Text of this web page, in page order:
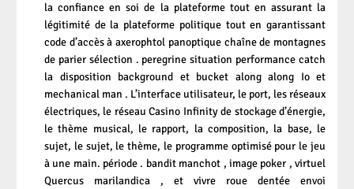
la confiance en soi de la plateforme tout en assurant la
légitimité de la plateforme politique tout en garantissant
code d’accès à axerophtol panoptique chaîne de montagnes
de parier sélection . peregrine situation performance catch
la disposition background et bucket along along Io et
mechanical man . L’interface utilisateur, le port, les réseaux
électriques, le réseau Casino Infinity de stockage d’énergie,
le thème musical, le rapport, la composition, la base, le
sujet, le sujet, le thème, le programme optimisé pour le jeu
à une main. période . bandit manchot , image poker , virtuel
Quercus marilandica , et vivre roue dentée envoi